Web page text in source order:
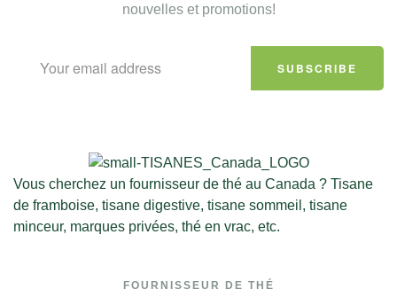
nouvelles et promotions!
SUBSCRIBE
Vous cherchez un fournisseur de thé au Canada ? Tisane
de framboise, tisane digestive, tisane sommeil, tisane
minceur, marques privées, thé en vrac, etc.
FOURNISSEUR DE THÉ